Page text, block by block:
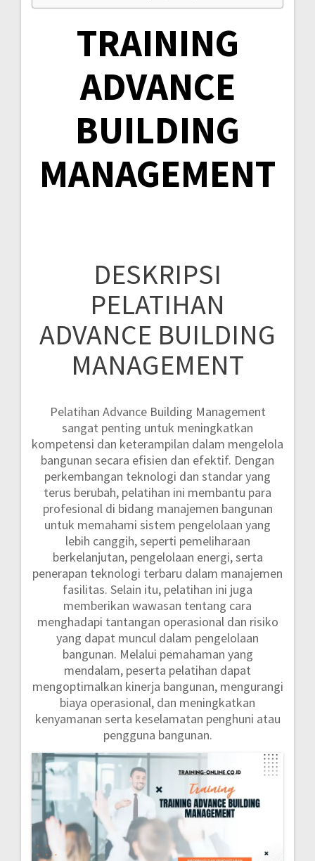
TRAINING
ADVANCE
BUILDING
MANAGEMENT
DESKRIPSI
PELATIHAN
ADVANCE BUILDING
MANAGEMENT
Pelatihan Advance Building Management
sangat penting untuk meningkatkan
kompetensi dan keterampilan dalam mengelola
bangunan secara efisien dan efektif. Dengan
perkembangan teknologi dan standar yang
terus berubah, pelatihan ini membantu para
profesional di bidang manajemen bangunan
untuk memahami sistem pengelolaan yang
lebih canggih, seperti pemeliharaan
berkelanjutan, pengelolaan energi, serta
penerapan teknologi terbaru dalam manajemen
fasilitas. Selain itu, pelatihan ini juga
memberikan wawasan tentang cara
menghadapi tantangan operasional dan risiko
yang dapat muncul dalam pengelolaan
bangunan. Melalui pemahaman yang
mendalam, peserta pelatihan dapat
mengoptimalkan kinerja bangunan, mengurangi
biaya operasional, dan meningkatkan
kenyamanan serta keselamatan penghuni atau
pengguna bangunan.